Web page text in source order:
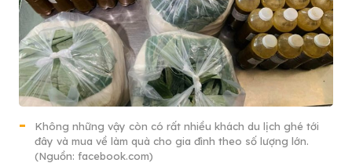
Không những vậy còn có rất nhiều khách du lịch ghé tới
đây và mua về làm quà cho gia đình theo số lượng lớn.
(Nguồn: facebook.com)